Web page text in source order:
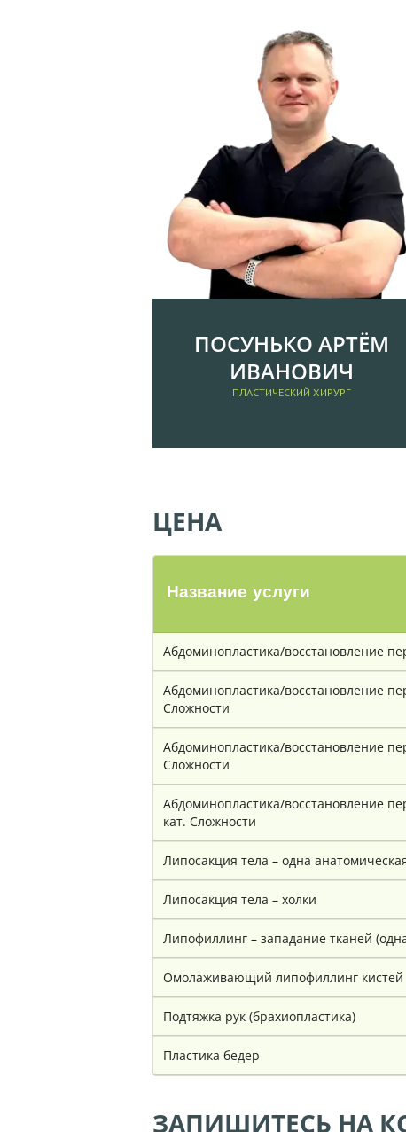
ПОСУНЬКО АРТЁМ
ИВАНОВИЧ
ПЛАСТИЧЕСКИЙ ХИРУРГ
ЦЕНА
Название услуги
Абдоминопластика/восстановление
Абдоминопластика/восстановление
Сложности
Абдоминопластика/восстановление
Сложности
Абдоминопластика/восстановление
кат. Сложности
Липосакция тела – одна
Липосакция тела – холки
Липофиллинг – западание тканей
Омолаживающий липофиллинг кистей
Подтяжка рук (брахиопластика)
Пластика бедер
ЗАПИШИТЕСЬ НА